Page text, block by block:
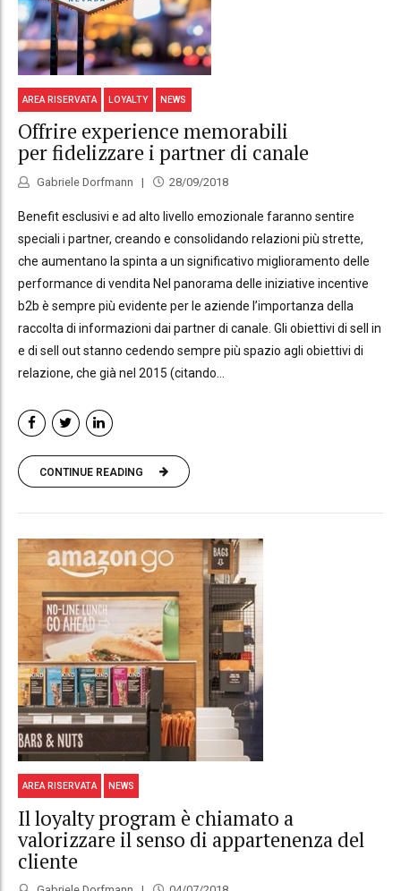
AREA RISERVATA LOYALTY NEWS
Offrire experience memorabili
per fidelizzare i partner di canale
Gabriele Dorfmann 28/09/2018
Benefit esclusivi e ad alto livello emozionale faranno sentire
speciali i partner, creando e consolidando relazioni più strette,
che aumentano la spinta a un significativo miglioramento delle
performance di vendita Nel panorama delle iniziative incentive
b2b è sempre più evidente per le aziende l’importanza della
raccolta di informazioni dai partner di canale. Gli obiettivi di sell in
e di sell out stanno cedendo sempre più spazio agli obiettivi di
relazione, che già nel 2015 (citando...
CONTINUE READING
AREA RISERVATA NEWS
Il loyalty program è chiamato a
valorizzare il senso di appartenenza del
cliente